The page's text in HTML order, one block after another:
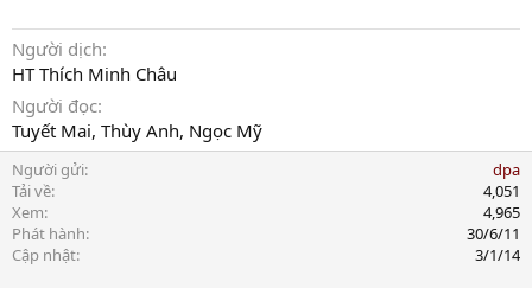
Người dịch
HT Thích Minh Châu
Người đọc
Tuyết Mai, Thùy Anh, Ngọc Mỹ
Người gửi
dpa
Tải về
4,051
Xem
4,965
Phát hành
30/6/11
Cập nhật
3/1/14